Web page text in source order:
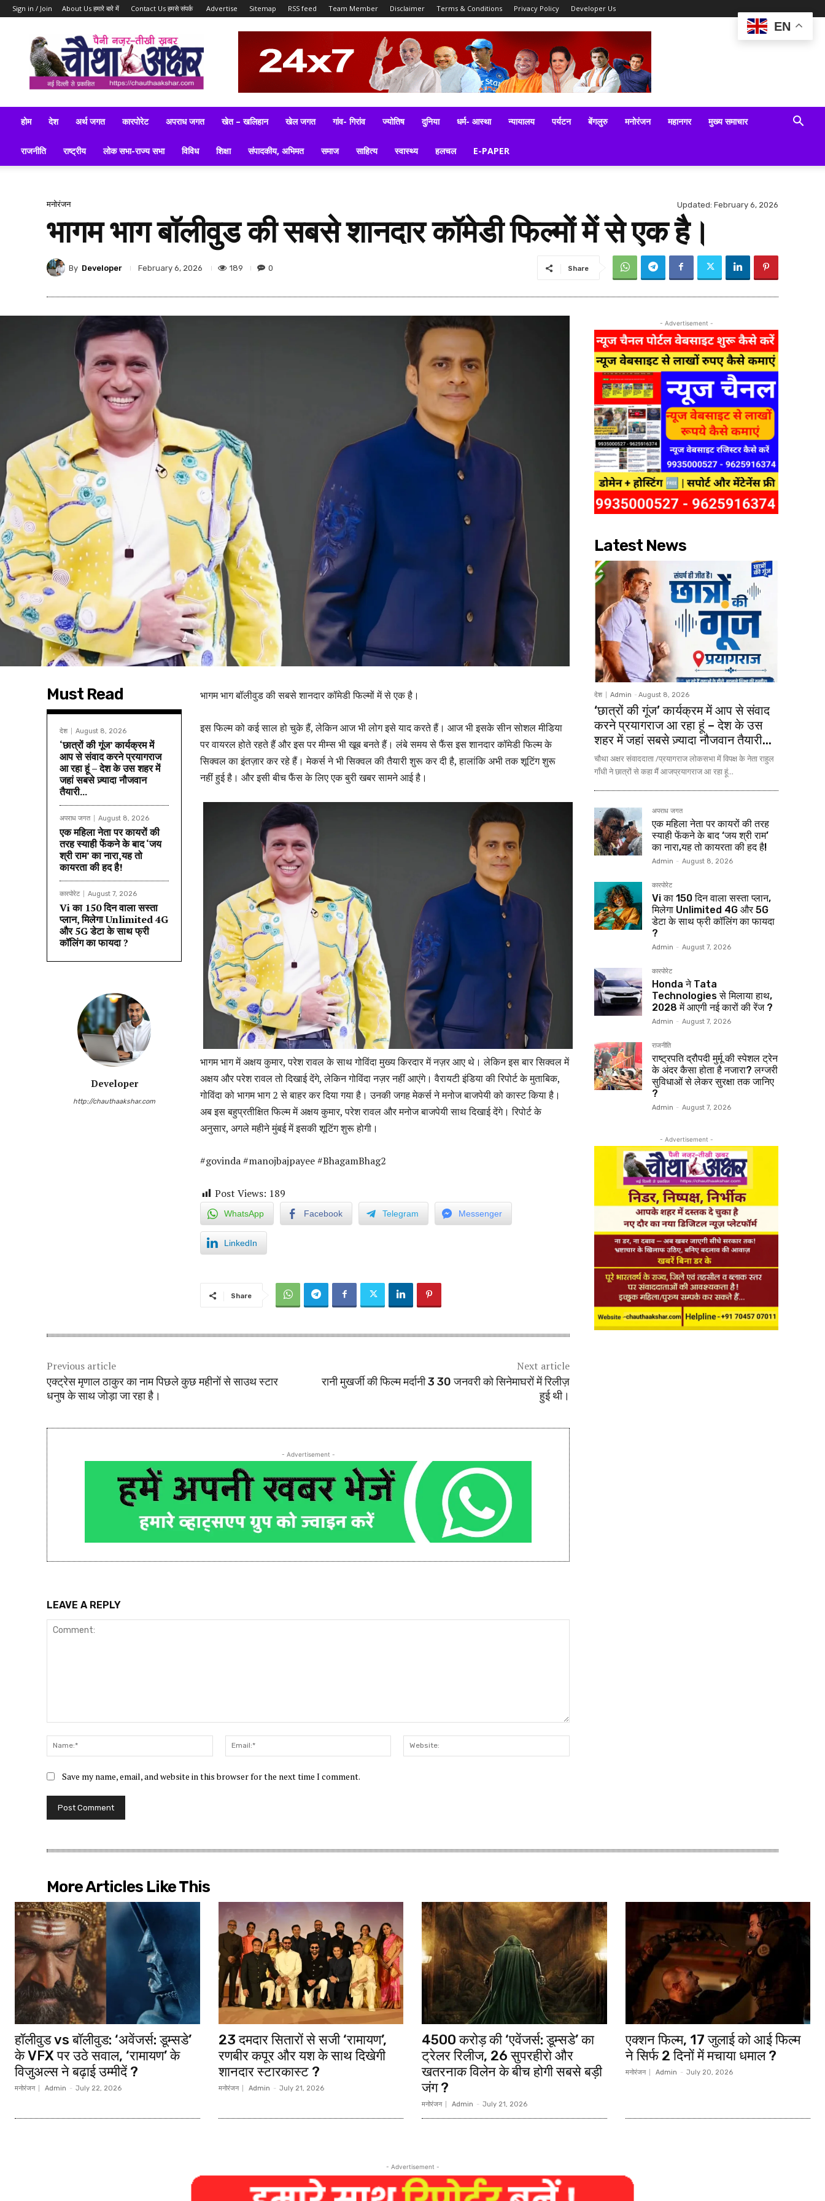
Sign in / Join About Us हमारे बारे में Contact Us हमसे संपर्क Advertise Sitemap RSS feed Team Member Disclaimer Terms & Conditions Privacy Policy Developer Us
ब्रेकिंग
न्यूज़,
लेटेस्ट
न्यूज,
टॉप
न्यूज,
लेटेस्ट
हिन्दी
होम देश अर्थ जगत कारपोरेट अपराध जगत खेत – खलिहान खेल जगत गांव- गिरांव ज्योतिष दुनिया धर्म- आस्था न्यायालय पर्यटन बेंगलुरु मनोरंजन महानगर मुख्य समाचार
राजनीति राष्ट्रीय लोक सभा-राज्य सभा विविध शिक्षा संपादकीय, अभिमत समाज साहित्य स्वास्थ्य हलचल E-PAPER
मनोरंजन Updated: February 6, 2026
भागम भाग बॉलीवुड की सबसे शानदार कॉमेडी फिल्मों में से एक है।
By Developer February 6, 2026 189 0 Share
Must Read
देश August 8, 2026
‘छात्रों की गूंज’ कार्यक्रम में
आप से संवाद करने प्रयागराज
आ रहा हूं – देश के उस शहर में
जहां सबसे ज़्यादा नौजवान
तैयारी...
अपराध जगत August 8, 2026
एक महिला नेता पर कायरों की
तरह स्याही फेंकने के बाद ‘जय
श्री राम’ का नारा,यह तो
कायरता की हद है!
कारपोरेट August 7, 2026
Vi का 150 दिन वाला सस्ता
प्लान, मिलेगा Unlimited 4G
और 5G डेटा के साथ फ्री
कॉलिंग का फायदा ?
Developer
http://chauthaakshar.com
भागम भाग बॉलीवुड की सबसे शानदार कॉमेडी फिल्मों में से एक है।
इस फिल्म को कई साल हो चुके हैं, लेकिन आज भी लोग इसे याद करते हैं। आज भी इसके सीन सोशल मीडिया
पर वायरल होते रहते हैं और इस पर मीम्स भी खूब बनते हैं। लंबे समय से फैंस इस शानदार कॉमेडी फिल्म के
सिक्वल का इंतज़ार कर रहे हैं। मेकर्स ने भी सिक्वल की तैयारी शुरू कर दी है, हालांकि अभी तक शूटिंग शुरू
नहीं हुई है। और इसी बीच फैंस के लिए एक बुरी खबर सामने आई है।
भागम भाग में अक्षय कुमार, परेश रावल के साथ गोविंदा मुख्य किरदार में नज़र आए थे। लेकिन इस बार सिक्वल में
अक्षय और परेश रावल तो दिखाई देंगे, लेकिन गोविंदा नज़र नहीं आएंगे। वैरायटी इंडिया की रिपोर्ट के मुताबिक,
गोविंदा को भागम भाग 2 से बाहर कर दिया गया है। उनकी जगह मेकर्स ने मनोज बाजपेयी को कास्ट किया है।
अब इस बहुप्रतीक्षित फिल्म में अक्षय कुमार, परेश रावल और मनोज बाजपेयी साथ दिखाई देंगे। रिपोर्ट के
अनुसार, अगले महीने मुंबई में इसकी शूटिंग शुरू होगी।
#govinda #manojbajpayee #BhagamBhag2
Post Views: 189
WhatsApp Facebook Telegram Messenger
LinkedIn
Share
Previous article
एक्ट्रेस मृणाल ठाकुर का नाम पिछले कुछ महीनों से साउथ स्टार
धनुष के साथ जोड़ा जा रहा है।
Next article
रानी मुखर्जी की फिल्म मर्दानी 3 30 जनवरी को सिनेमाघरों में रिलीज़
हुई थी।
- Advertisement -
LEAVE A REPLY
Name:*
Email:*
Save my name, email, and website in this browser for the next time I comment.
- Advertisement -
Latest News
देश Admin - August 8, 2026
‘छात्रों की गूंज’ कार्यक्रम में आप से संवाद
करने प्रयागराज आ रहा हूं – देश के उस
शहर में जहां सबसे ज़्यादा नौजवान तैयारी...
चौथा अक्षर संवाददाता /प्रयागराज लोकसभा में विपक्ष के नेता राहुल
गाँधी ने छात्रों से कहा मैं आजप्रयागराज आ रहा हूं...
अपराध जगत
एक महिला नेता पर कायरों की तरह
स्याही फेंकने के बाद ‘जय श्री राम’
का नारा,यह तो कायरता की हद है!
Admin - August 8, 2026
कारपोरेट
Vi का 150 दिन वाला सस्ता प्लान,
मिलेगा Unlimited 4G और 5G
डेटा के साथ फ्री कॉलिंग का फायदा
?
Admin - August 7, 2026
कारपोरेट
Honda ने Tata
Technologies से मिलाया हाथ,
2028 में आएगी नई कारों की रेंज ?
Admin - August 7, 2026
राजनीति
राष्ट्रपति द्रौपदी मुर्मू की स्पेशल ट्रेन
के अंदर कैसा होता है नजारा? लग्जरी
सुविधाओं से लेकर सुरक्षा तक जानिए
?
Admin - August 7, 2026
- Advertisement -
More Articles Like This
हॉलीवुड vs बॉलीवुड: ‘अवेंजर्स: डूम्सडे’
के VFX पर उठे सवाल, ‘रामायण’ के
विजुअल्स ने बढ़ाई उम्मीदें ?
मनोरंजन Admin - July 22, 2026
23 दमदार सितारों से सजी ‘रामायण’,
रणबीर कपूर और यश के साथ दिखेगी
शानदार स्टारकास्ट ?
मनोरंजन Admin - July 21, 2026
4500 करोड़ की ‘एवेंजर्स: डूम्सडे’ का
ट्रेलर रिलीज, 26 सुपरहीरो और
खतरनाक विलेन के बीच होगी सबसे बड़ी
जंग ?
मनोरंजन Admin - July 21, 2026
एक्शन फिल्म, 17 जुलाई को आई फिल्म
ने सिर्फ 2 दिनों में मचाया धमाल ?
मनोरंजन Admin - July 20, 2026
- Advertisement -
EN